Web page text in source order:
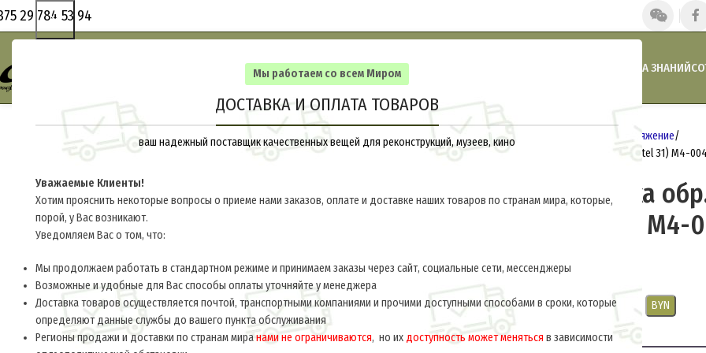
Мы работаем со всем Миром
ДОСТАВКА И ОПЛАТА ТОВАРОВ
ваш надежный поставщик качественных вещей для реконструкций, музеев, кино
Уважаемые Клиенты!
Хотим прояснить некоторые вопросы о приеме нами заказов, оплате и доставке наших товаров по странам мира, которые,
порой, у Вас возникают.
Уведомляем Вас о том, что:
Мы продолжаем работать в стандартном режиме и принимаем заказы через сайт, социальные сети, мессенджеры
Возможные и удобные для Вас способы оплаты уточняйте у менеджера
Доставка товаров осуществляется почтой, транспортными компаниями и прочими доступными способами в сроки, которые
определяют данные службы до вашего пункта обслуживания
Регионы продажи и доставки по странам миранами не ограничиваются, но их доступность может меняться в зависимости
29 784 53 94
ГЛАВНАЯ БАЗА ЗНАНИЙ
Главная
Снаряжение
Сухарная сумка обр. 1931 г.(Brotbeutel 31) M4-
Сухарная сумка
(Brotbeutel 31) M4-
$30.0 за ед.
USD EUR CNY RUB BYN